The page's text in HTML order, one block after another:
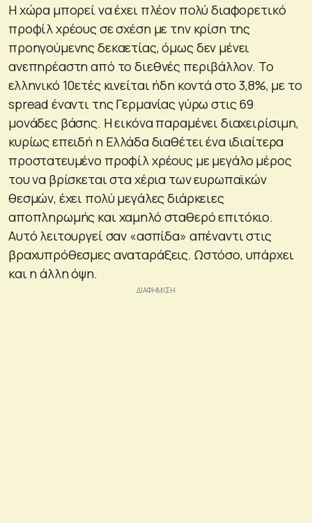
Η χώρα μπορεί να έχει πλέον πολύ διαφορετικό
προφίλ χρέους σε σχέση με την κρίση της
προηγούμενης δεκαετίας, όμως δεν μένει
ανεπηρέαστη από το διεθνές περιβάλλον. Το
ελληνικό 10ετές κινείται ήδη κοντά στο 3,8%, με το
spread έναντι της Γερμανίας γύρω στις 69
μονάδες βάσης. Η εικόνα παραμένει διαχειρίσιμη,
κυρίως επειδή η Ελλάδα διαθέτει ένα ιδιαίτερα
προστατευμένο προφίλ χρέους με μεγάλο μέρος
του να βρίσκεται στα χέρια των ευρωπαϊκών
θεσμών, έχει πολύ μεγάλες διάρκειες
αποπληρωμής και χαμηλό σταθερό επιτόκιο.
Αυτό λειτουργεί σαν «ασπίδα» απέναντι στις
βραχυπρόθεσμες αναταράξεις. Ωστόσο, υπάρχει
και η άλλη όψη.